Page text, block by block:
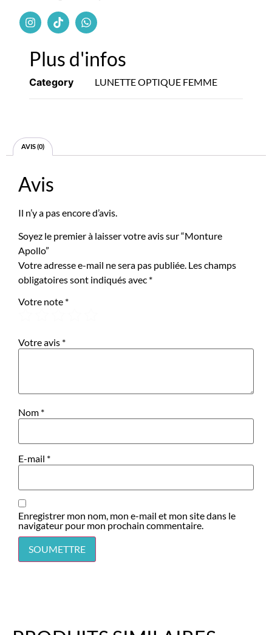
Plus d'infos
Category LUNETTE OPTIQUE FEMME
AVIS (0)
Avis
Il n’y a pas encore d’avis.
Soyez le premier à laisser votre avis sur “Monture
Apollo”
Votre adresse e-mail ne sera pas publiée. Les champs
obligatoires sont indiqués avec *
Votre note *
Votre avis *
Nom *
E-mail *
Enregistrer mon nom, mon e-mail et mon site dans le
navigateur pour mon prochain commentaire.